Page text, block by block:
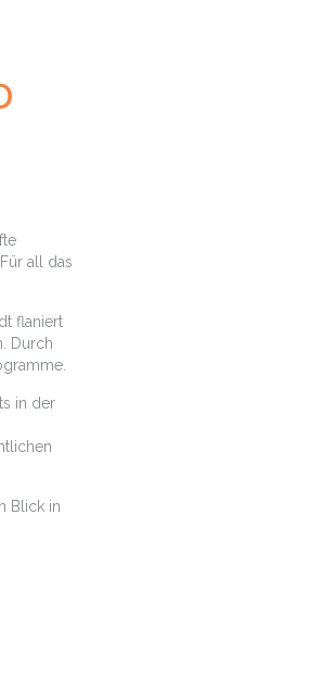
all das
flaniert
Durch
in der
Blick in